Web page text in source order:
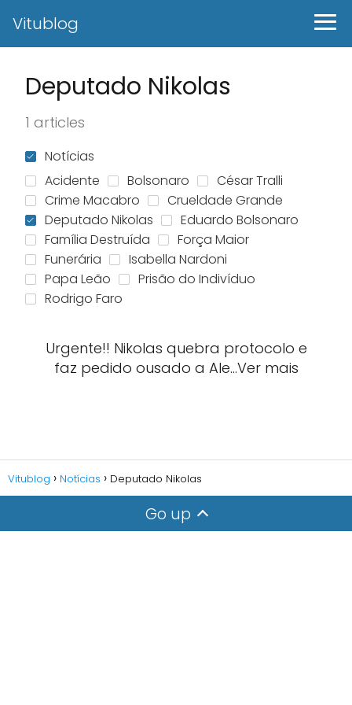
Vitublog
Deputado Nikolas
1 articles
Notícias
Acidente
Bolsonaro
César Tralli
Crime Macabro
Crueldade Grande
Deputado Nikolas
Eduardo Bolsonaro
Família Destruída
Força Maior
Funerária
Isabella Nardoni
Papa Leão
Prisão do Indivíduo
Rodrigo Faro
Urgente!! Nikolas quebra protocolo e
faz pedido ousado a Ale…Ver mais
Vitublog Notícias Deputado Nikolas
Go up